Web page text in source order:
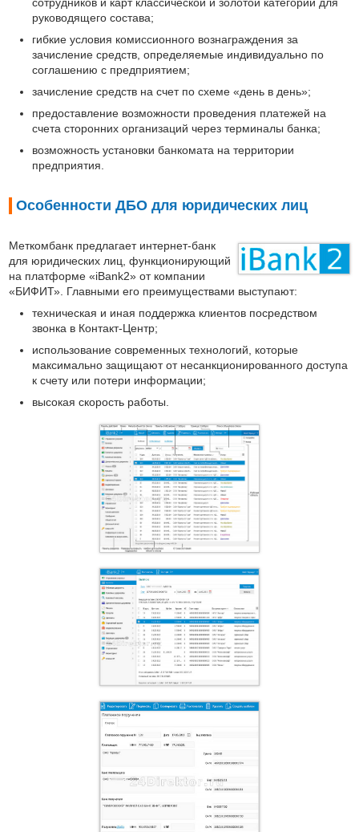
руководящего состава;
гибкие условия комиссионного вознаграждения за
зачисление средств, определяемые индивидуально по
соглашению с предприятием;
зачисление средств на счет по схеме «день в день»;
предоставление возможности проведения платежей на
счета сторонних организаций через терминалы банка;
возможность установки банкомата на территории
предприятия.
Особенности ДБО для юридических лиц
Меткомбанк предлагает интернет-банк
для юридических лиц, функционирующий
на платформе «iBank2» от компании
«БИФИТ». Главными его преимуществами выступают:
техническая и иная поддержка клиентов посредством
звонка в Контакт-Центр;
использование современных технологий, которые
максимально защищают от несанкционированного доступа
к счету или потери информации;
высокая скорость работы.